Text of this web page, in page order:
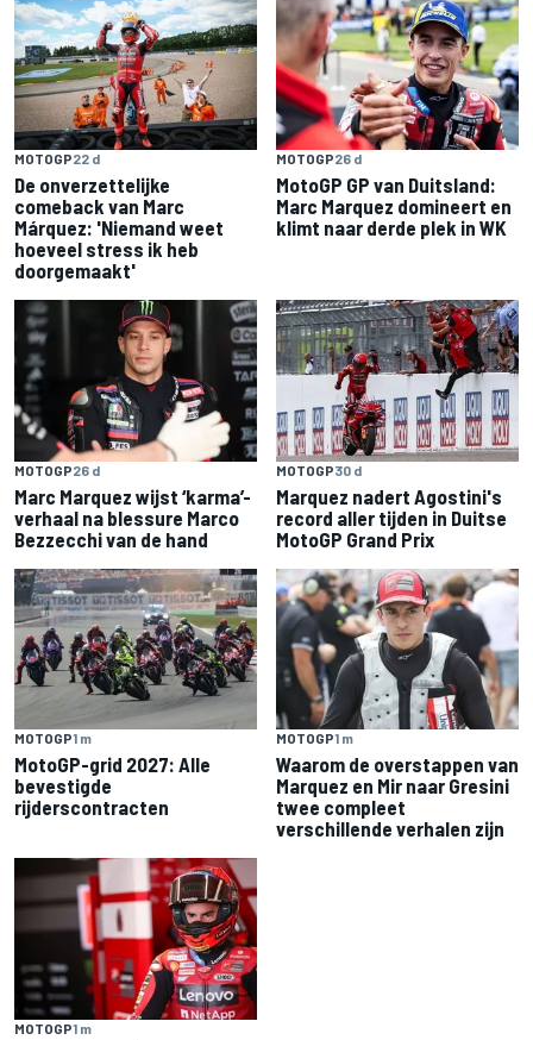
MOTOGP22 d
De onverzettelijke
comeback van Marc
Márquez: 'Niemand weet
hoeveel stress ik heb
doorgemaakt'
MOTOGP26 d
MotoGP GP van Duitsland:
Marc Marquez domineert en
klimt naar derde plek in WK
MOTOGP26 d
Marc Marquez wijst ‘karma’-
verhaal na blessure Marco
Bezzecchi van de hand
MOTOGP30 d
Marquez nadert Agostini's
record aller tijden in Duitse
MotoGP Grand Prix
MOTOGP1 m
MotoGP-grid 2027: Alle
bevestigde
rijderscontracten
MOTOGP1 m
Waarom de overstappen van
Marquez en Mir naar Gresini
twee compleet
verschillende verhalen zijn
MOTOGP1 m